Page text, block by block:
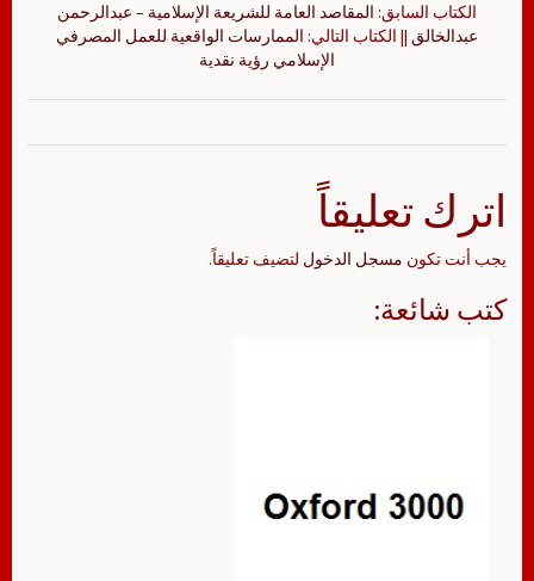
الكتاب السابق: المقاصد العامة للشريعة الإسلامية – عبدالرحمن
عبدالخالق || الكتاب التالي: الممارسات الواقعية للعمل المصرفي
الإسلامي رؤية نقدية
اترك تعليقاً
يجب أنت تكون مسجل الدخول لتضيف تعليقاً.
كتب شائعة: